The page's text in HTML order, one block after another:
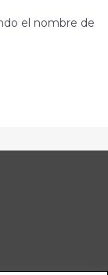
el nombre de